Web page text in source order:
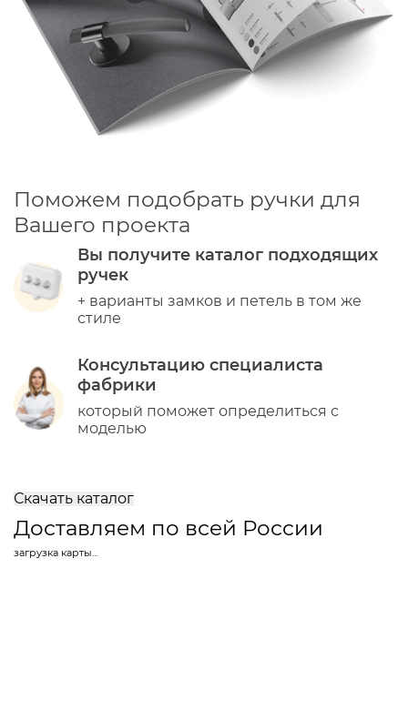
Поможем подобрать ручки для
Вашего проекта
Вы получите каталог подходящих
ручек
+ варианты замков и петель в том же
стиле
Консультацию специалиста
фабрики
который поможет определиться с
моделью
Скачать каталог
Доставляем по всей России
загрузка карты...